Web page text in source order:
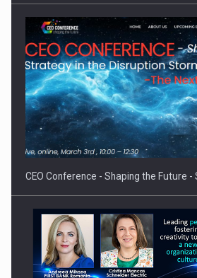
Hard Enduro Piatra Craiului 2026,
CEO Conference - Shaping the Future -